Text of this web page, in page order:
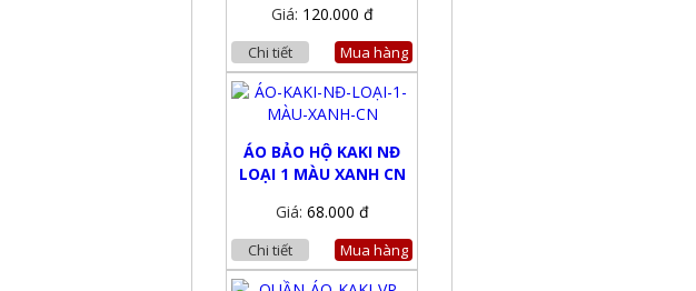
Giá: 120.000 đ
Chi tiết Mua hàng
ÁO BẢO HỘ KAKI NĐ
LOẠI 1 MÀU XANH CN
Giá: 68.000 đ
Chi tiết Mua hàng